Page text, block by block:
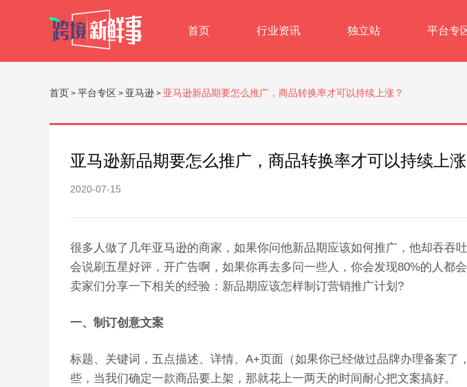
首页 行业资讯 独立站 平台专
首页 > 平台专区 > 亚马逊 > 亚马逊新品期要怎么推广，商品转换率才可以持续上涨？
亚马逊新品期要怎么推广，商品转换率才可以持续上涨
2020-07-15
很多人做了几年亚马逊的商家，如果你问他新品期应该如何推广，他却吞吞
会说刷五星好评，开广告啊，如果你再去多问一些人，你会发现80%的人都
卖家们分享一下相关的经验：新品期应该怎样制订营销推广计划?
一、制订创意文案
标题、关键词，五点描述、详情、A+页面（如果你已经做过品牌办理备案了
些，当我们确定一款商品要上架，那就花上一两天的时间耐心把文案搞好。